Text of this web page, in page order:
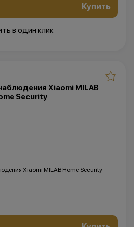
Купить
в один клик
Xiaomi MILAB
Security